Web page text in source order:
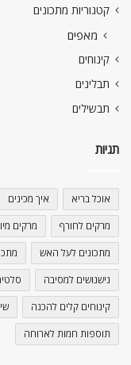
קטגוריות מתכונים
מאפים
קינוחים
תבלינים
תבשילים
תגיות
אוכל בריא איך מכינים
מרקים לחורף מרקים
מתכונים לעל האש
נישנושים למסיבה
קינוחים קלים להכנה
תוספות חמות לארוחה